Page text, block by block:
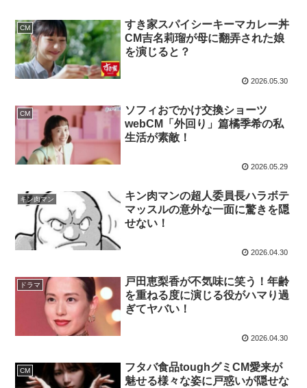
CM
すき家スパイシーキーマカレー丼
CM吉名莉瑠が母に翻弄された娘
を演じると？
2026.05.30
CM
ソフィおでかけ交換ショーツ
webCM「外回り」篇橘季希の私
生活が素敵！
2026.05.29
キン肉マン
キン肉マンの超人委員長ハラボテ
マッスルの意外な一面に驚きを隠
せない！
2026.04.30
ドラマ
戸田恵梨香が不気味に笑う！年齢
を重ねる度に演じる役がハマり過
ぎてヤバい！
2026.04.30
CM
フタバ食品toughグミCM愛来が
魅せる様々な姿に戸惑いが隠せな